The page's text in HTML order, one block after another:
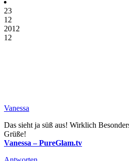
23
12
2012
12
Vanessa
Das sieht ja süß aus! Wirklich
Grüße!
Vanessa – PureGlam.tv